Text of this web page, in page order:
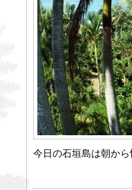
今日の石垣島は朝か